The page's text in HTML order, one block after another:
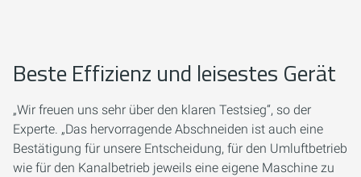
Beste Effizienz und leisestes Gerät
„Wir freuen uns sehr über den klaren Testsieg“, so der
Experte. „Das hervorragende Abschneiden ist auch eine
Bestätigung für unsere Entscheidung, für den Umluftbetrieb
wie für den Kanalbetrieb jeweils eine eigene Maschine zu